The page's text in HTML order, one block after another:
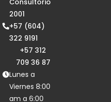
+57 (604)
322 9191
+57 312
709 36 87
Lunes a
Viernes 8:00
am a 6:00
2001